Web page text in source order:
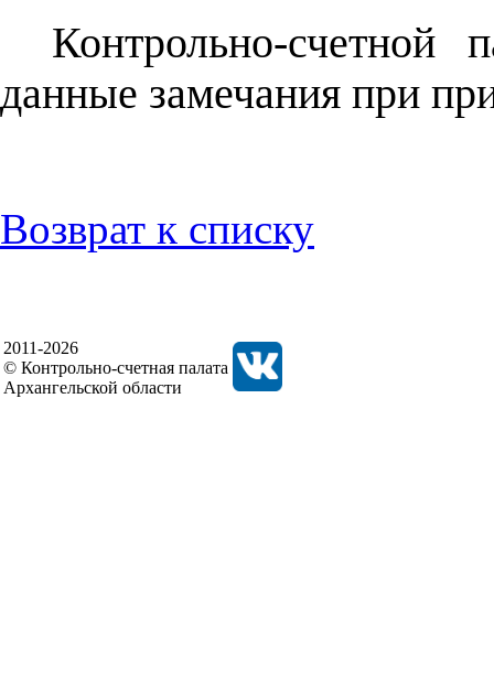
Контрольно-счетной
данные замечания при
Возврат к списку
2011-2026
© Контрольно-счетная палата
Архангельской области